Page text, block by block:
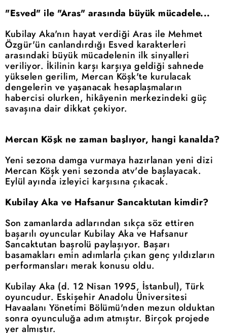
"Esved" ile "Aras" arasında büyük mücadele...
Kubilay Aka'nın hayat verdiği Aras ile Mehmet
Özgür'ün canlandırdığı Esved karakterleri
arasındaki büyük mücadelenin ilk sinyalleri
veriliyor. İkilinin karşı karşıya geldiği sahnede
yükselen gerilim, Mercan Köşk'te kurulacak
dengelerin ve yaşanacak hesaplaşmaların
habercisi olurken, hikâyenin merkezindeki güç
savaşına dair dikkat çekiyor.
Mercan Köşk ne zaman başlıyor, hangi kanalda?
Yeni sezona damga vurmaya hazırlanan yeni dizi
Mercan Köşk yeni sezonda atv'de başlayacak.
Eylül ayında izleyici karşısına çıkacak.
Kubilay Aka ve Hafsanur Sancaktutan kimdir?
Son zamanlarda adlarından sıkça söz ettiren
başarılı oyuncular Kubilay Aka ve Hafsanur
Sancaktutan başrolü paylaşıyor. Başarı
basamakları emin adımlarla çıkan genç yıldızların
performansları merak konusu oldu.
Kubilay Aka (d. 12 Nisan 1995, İstanbul), Türk
oyuncudur. Eskişehir Anadolu Üniversitesi
Havaalanı Yönetimi Bölümü'nden mezun olduktan
sonra oyunculuğa adım atmıştır. Birçok projede
yer almıştır.